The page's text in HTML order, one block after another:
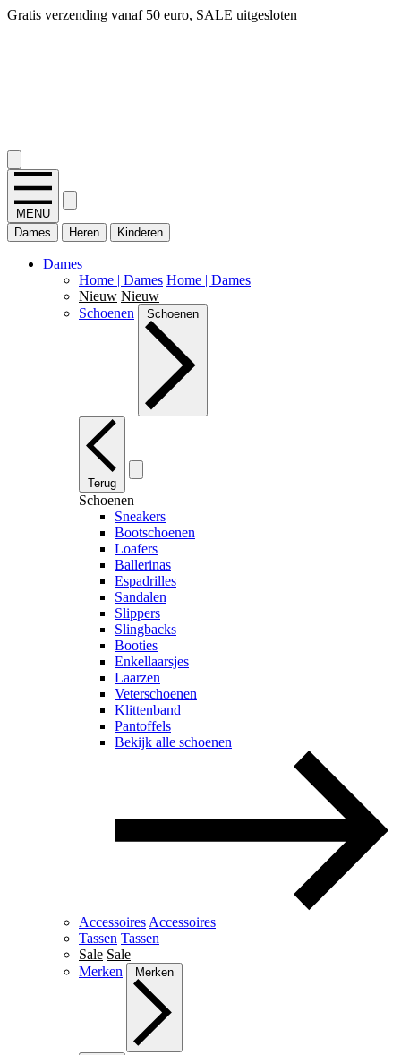
Gratis verzending vanaf 50 euro, SALE uitgesloten
MENU
Dames
Heren Kinderen
Dames
Home | Dames Home | Dames
Nieuw Nieuw
Schoenen
Schoenen
Terug
Schoenen
Sneakers
Bootschoenen
Loafers
Ballerinas
Espadrilles
Sandalen
Slippers
Slingbacks
Booties
Enkellaarsjes
Laarzen
Veterschoenen
Klittenband
Pantoffels
Bekijk alle schoenen
Accessoires Accessoires
Tassen Tassen
Sale Sale
Merken
Merken